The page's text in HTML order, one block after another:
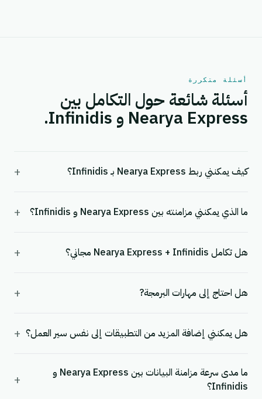
أسئلة متكررة
أسئلة شائعة حول التكامل بين
Nearya Express و Infinidis.
كيف يمكنني ربط Nearya Express بـ Infinidis؟ +
ما الذي يمكنني مزامنته بين Nearya Express و Infinidis؟ +
هل تكامل Nearya Express + Infinidis مجاني؟ +
هل احتاج إلى مهارات البرمجة? +
هل يمكنني إضافة المزيد من التطبيقات إلى نفس سير العمل؟ +
ما مدى سرعة مزامنة البيانات بين Nearya Express و
Infinidis؟
+